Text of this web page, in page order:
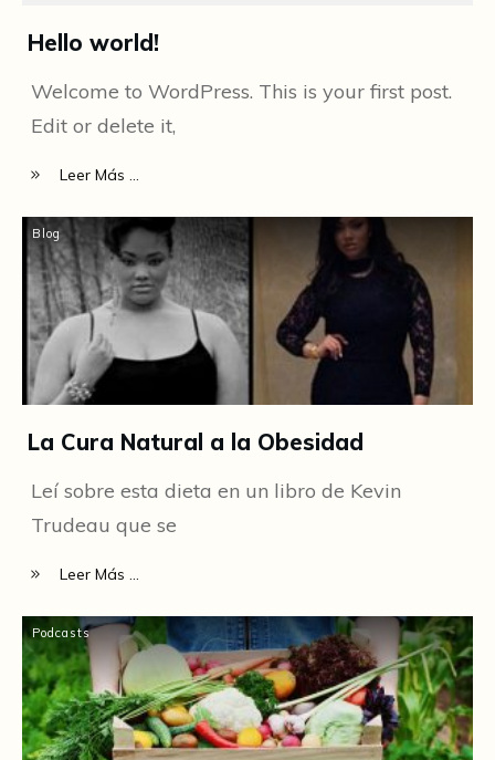
Hello world!
Welcome to WordPress. This is your first post.
Edit or delete it,
Leer Más ...
Blog
La Cura Natural a la Obesidad
Leí sobre esta dieta en un libro de Kevin
Trudeau que se
Leer Más ...
Podcasts